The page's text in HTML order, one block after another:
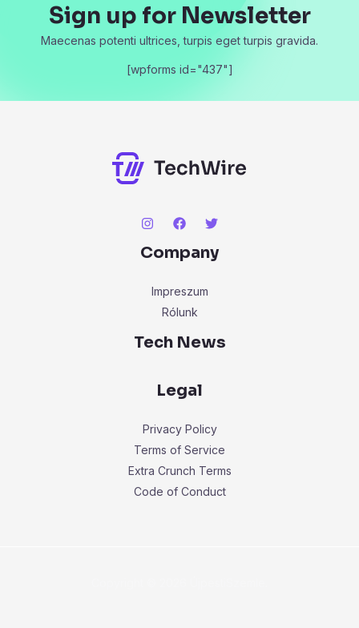
Sign up for Newsletter
Maecenas potenti ultrices, turpis eget turpis gravida.
[wpforms id="437"]
Company
Impreszum
Rólunk
Tech News
Legal
Privacy Policy
Terms of Service
Extra Crunch Terms
Code of Conduct